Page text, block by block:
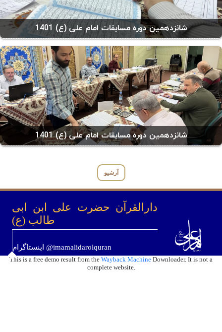
شانزدهمین دوره مسابقات امام علی (ع) 1401
شانزدهمین دوره مسابقات امام علی (ع) 1401
آرشیو
دارالقرآن حضرت علی ابن ابی
طالب (ع)
اینستاگرام @imamalidarolquran
This is a free demo result from the Wayback Machine Downloader. It is not a
complete website.